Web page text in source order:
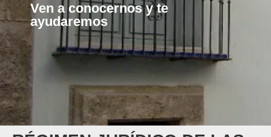
Ven a conocernos y te
ayudaremos